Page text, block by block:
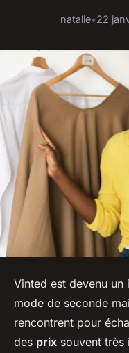
natalie•22
Vinted est devenu
mode de seconde
rencontrent pour
des prix souvent très